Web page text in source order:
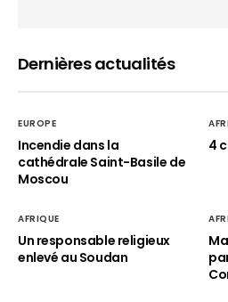
Dernières actualités
EUROPE
Incendie dans la
cathédrale Saint-Basile de
Moscou
4
AFRIQUE
Un responsable religieux
enlevé au Soudan